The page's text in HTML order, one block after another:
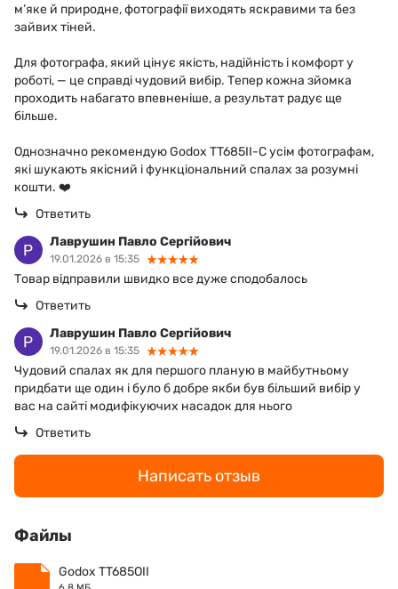
м’яке й природне, фотографії виходять яскравими та без
зайвих тіней.
Для фотографа, який цінує якість, надійність і комфорт у
роботі, — це справді чудовий вибір. Тепер кожна зйомка
проходить набагато впевненіше, а результат радує ще
більше.
Однозначно рекомендую Godox TT685II-C усім фотографам,
які шукають якісний і функціональний спалах за розумні
кошти. ❤️
Ответить
Лаврушин Павло Сергійович
19.01.2026 в 15:35
Товар відправили швидко все дуже сподобалось
Ответить
Лаврушин Павло Сергійович
19.01.2026 в 15:35
Чудовий спалах як для першого планую в майбутньому
придбати ще один і було б добре якби був більший вибір у
вас на сайті модифікуючих насадок для нього
Ответить
Написать отзыв
Файлы
Godox TT685OII